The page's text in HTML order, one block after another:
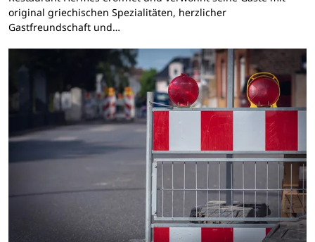
original griechischen Spezialitäten, herzlicher
Gastfreundschaft und…